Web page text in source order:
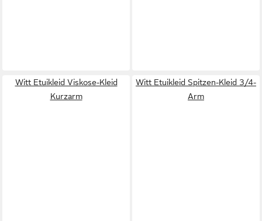
Witt Etuikleid Viskose-Kleid
Kurzarm
Witt Etuikleid Spitzen-Kleid 3/4-
Arm